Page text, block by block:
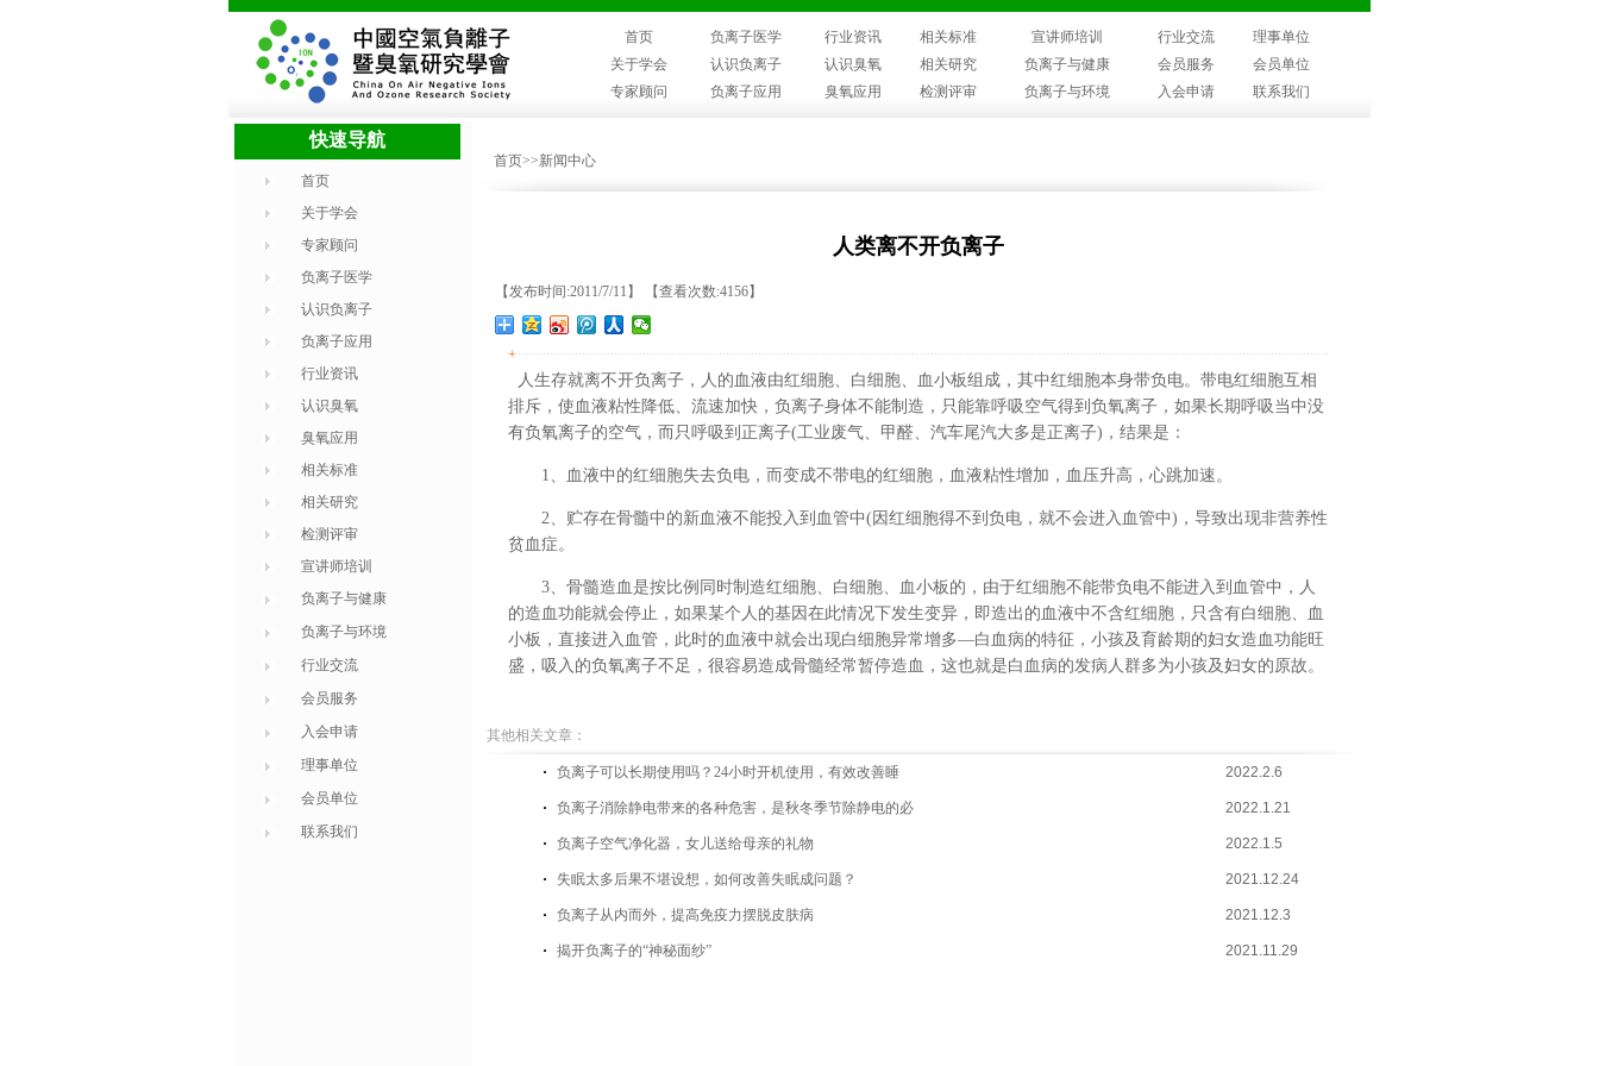
首页 负离子医学 行业资讯 相关标准 宣讲师培训 行业交流
理事单位
关于学会
认识负离子 认识臭氧 相关研究 负离子与健康 会员服务
会员单位
专家顾问
负离子应用 臭氧应用 检测评审 负离子与环境 入会申请 联系我们
快速导航
首页
关于学会
专家顾问
负离子医学
认识负离子
负离子应用
行业资讯
认识臭氧
臭氧应用
相关标准
相关研究
检测评审
宣讲师培训
负离子与健康
负离子与环境
行业交流
会员服务
入会申请
理事单位
会员单位
联系我们
首页>>新闻中心
人类离不开负离子
【发布时间:2011/7/11】 【查看次数:4156】
+
人生存就离不开负离子，人的血液由红细胞、白细胞、血小板组成，其中红细胞本身带负电。带电红细胞互相
排斥，使血液粘性降低、流速加快，负离子身体不能制造，只能靠呼吸空气得到负氧离子，如果长期呼吸当中没
有负氧离子的空气，而只呼吸到正离子(工业废气、甲醛、汽车尾汽大多是正离子)，结果是：
1、血液中的红细胞失去负电，而变成不带电的红细胞，血液粘性增加，血压升高，心跳加速。
2、贮存在骨髓中的新血液不能投入到血管中(因红细胞得不到负电，就不会进入血管中)，导致出现非营养性
贫血症。
3、骨髓造血是按比例同时制造红细胞、白细胞、血小板的，由于红细胞不能带负电不能进入到血管中，人
的造血功能就会停止，如果某个人的基因在此情况下发生变异，即造出的血液中不含红细胞，只含有白细胞、血
小板，直接进入血管，此时的血液中就会出现白细胞异常增多—白血病的特征，小孩及育龄期的妇女造血功能旺
盛，吸入的负氧离子不足，很容易造成骨髓经常暂停造血，这也就是白血病的发病人群多为小孩及妇女的原故。
其他相关文章：
负离子可以长期使用吗？24小时开机使用，有效改善睡 2022.2.6
负离子消除静电带来的各种危害，是秋冬季节除静电的必 2022.1.21
负离子空气净化器，女儿送给母亲的礼物 2022.1.5
失眠太多后果不堪设想，如何改善失眠成问题？ 2021.12.24
负离子从内而外，提高免疫力摆脱皮肤病 2021.12.3
揭开负离子的“神秘面纱” 2021.11.29